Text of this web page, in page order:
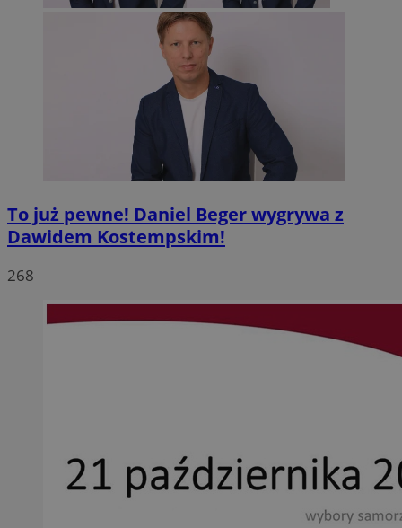
To już pewne! Daniel Beger wygrywa z
Dawidem Kostempskim!
268